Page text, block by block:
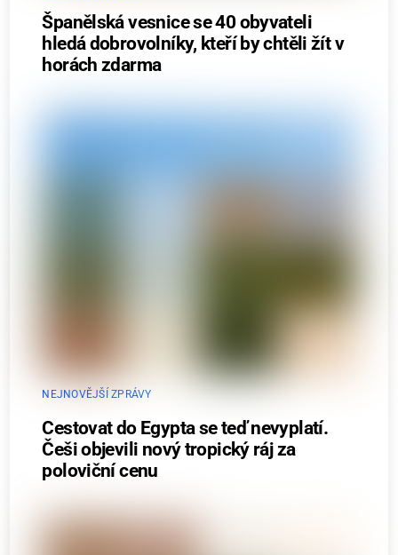
Španělská vesnice se 40 obyvateli
hledá dobrovolníky, kteří by chtěli žít v
horách zdarma
NEJNOVĚJŠÍ ZPRÁVY
Cestovat do Egypta se teď nevyplatí.
Češi objevili nový tropický ráj za
poloviční cenu